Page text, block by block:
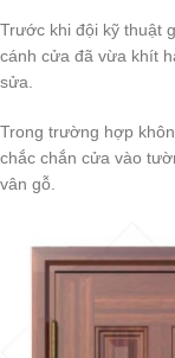
Trước khi đội kỹ thuật
cánh cửa đã vừa khít
sửa.
Trong trường hợp
chắc chắn cửa vào
vân gỗ.